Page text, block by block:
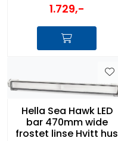
1.729,-
Hella Sea Hawk LED
bar 470mm wide
frostet linse Hvitt hus